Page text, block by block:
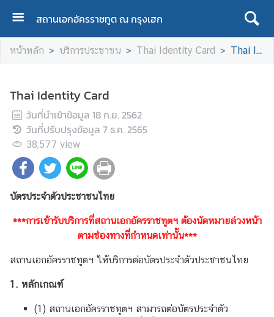
สถานเอกอัครราชทูต ณ กรุงเฮก
H
O
A
B
O
T
H
I
A
D
หน้าหลัก บริการประชาชน Thai Identity Card Thai Identity Card
Thai Identity Card
วันที่นำเข้าข้อมูล 18 ก.ย. 2562
วันที่ปรับปรุงข้อมูล 7 ธ.ค. 2565
38,577 view
บัตรประจำตัวประชาชนไทย
***การเข้ารับบริการที่สถานเอกอัครราชทูตฯ ต้องนัดหมายล่วงหน้า
ตามช่องทางที่กำหนดเท่านั้น***
สถานเอกอัครราชทูตฯ ให้บริการต่อบัตรประจำตัวประชาชนไทย
1. หลักเกณฑ์
(1) สถานเอกอัครราชทูตฯ สามารถต่อบัตรประจำตัว